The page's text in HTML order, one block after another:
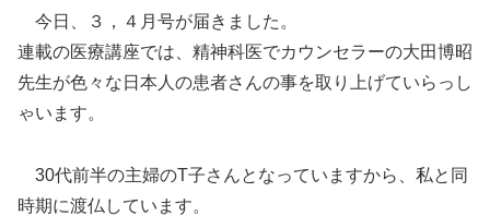
今日、３，４月号が届きました。
連載の医療講座では、精神科医でカウンセラーの大田博昭
先生が色々な日本人の患者さんの事を取り上げていらっし
ゃいます。
30代前半の主婦のT子さんとなっていますから、私と同
時期に渡仏しています。